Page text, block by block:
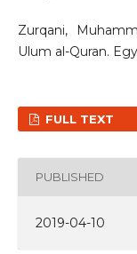
Zurqani,
Ulum al-Quran.
FULL TEXT
PUBLISHED
2019-04-10